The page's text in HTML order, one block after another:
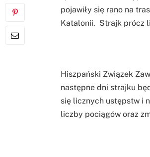
pojawiły się rano na
Katalonii. Strajk prócz
Hiszpański Związek
następne dni strajku
się licznych ustępstw i
liczby pociągów oraz